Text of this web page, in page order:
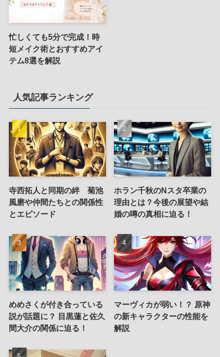
忙しくても5分で完成！時
短メイク術とおすすめアイ
テム8選を解説
人気記事ランキング
寺西拓人と同期の絆 菊池
風磨や仲間たちとの関係性
とエピソード
ホラン千秋のNスタ卒業の
理由とは？今後の展望や結
婚の噂の真相に迫る！
めめさくが付き合っている
説が話題に？ 目黒蓮と佐久
間大介の関係に迫る！
マーヴィカが弱い！？ 原神
の新キャラクターの性能を
解説